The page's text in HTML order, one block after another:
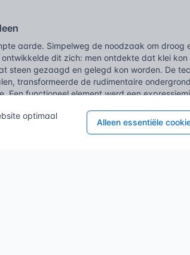
aarde. Simpelweg de noodzaak om droog
dit zich: men ontdekte dat klei
steen gezaagd en gelegd kon worden. De
transformeerde de rudimentaire
Een functioneel element werd een
houten balkenvloeren verschenen, niet
gebakken tegels, vonden hun weg naar
optimaal
Alleen essentiële